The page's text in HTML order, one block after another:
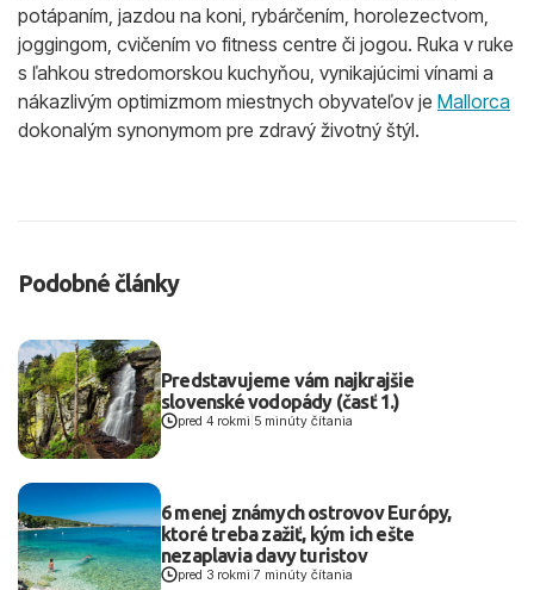
potápaním, jazdou na koni, rybárčením, horolezectvom,
joggingom, cvičením vo fitness centre či jogou. Ruka v ruke
s ľahkou stredomorskou kuchyňou, vynikajúcimi vínami a
nákazlivým optimizmom miestnych obyvateľov je Mallorca
dokonalým synonymom pre zdravý životný štýl.
Podobné články
Predstavujeme vám najkrajšie
slovenské vodopády (časť 1.)
pred 4 rokmi 5 minúty čítania
6 menej známych ostrovov Európy,
ktoré treba zažiť, kým ich ešte
nezaplavia davy turistov
pred 3 rokmi |7 minúty čítania